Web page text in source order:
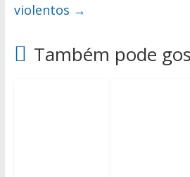
violentos →
Também pode